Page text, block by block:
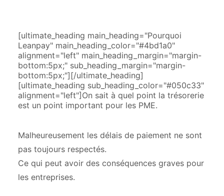
[ultimate_heading main_heading="Pourquoi
Leanpay" main_heading_color="#4bd1a0"
alignment="left" main_heading_margin="margin-
bottom:5px;" sub_heading_margin="margin-
bottom:5px;"][/ultimate_heading]
[ultimate_heading sub_heading_color="#050c33"
alignment="left"]On sait à quel point la trésorerie
est un point important pour les PME.
Malheureusement les délais de paiement ne sont
pas toujours respectés.
Ce qui peut avoir des conséquences graves pour
les entreprises.